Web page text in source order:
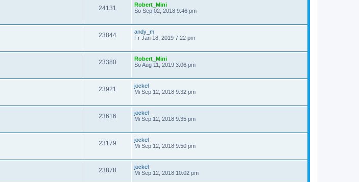
24131
Robert_Mini
So Sep 02, 2018 9:46 pm
23844
andy_m
Fr Jan 18, 2019 7:22 pm
23380
Robert_Mini
So Aug 11, 2019 3:06 pm
23921
jockel
Mi Sep 12, 2018 9:32 pm
23616
jockel
Mi Sep 12, 2018 9:35 pm
23179
jockel
Mi Sep 12, 2018 9:50 pm
23878
jockel
Mi Sep 12, 2018 10:02 pm